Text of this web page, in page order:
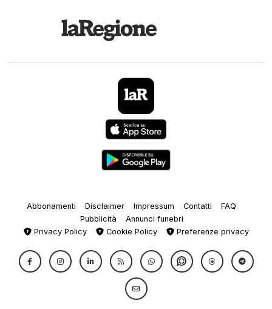
Abbonamenti Disclaimer Impressum Contatti
FAQ
Pubblicità
Annunci funebri
Privacy Policy
Cookie Policy Preferenze privacy